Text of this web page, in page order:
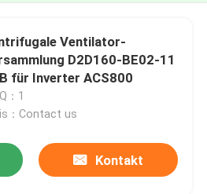
Ventilator-
D2D160-BE02-11
für Inverter ACS800
：1
：Contact us
Kontakt